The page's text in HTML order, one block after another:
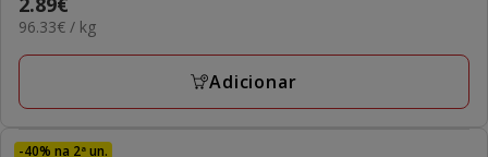
2.89€
96.33€
KG
96.33€ / kg
Adicionar
-40% na 2ª un.